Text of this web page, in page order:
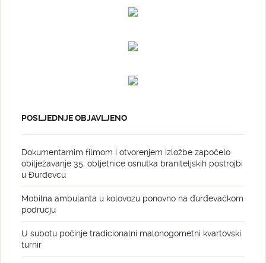
POSLJEDNJE OBJAVLJENO
Dokumentarnim filmom i otvorenjem izložbe započelo
obilježavanje 35. obljetnice osnutka braniteljskih postrojbi
u Đurđevcu
Mobilna ambulanta u kolovozu ponovno na đurđevačkom
području
U subotu počinje tradicionalni malonogometni kvartovski
turnir